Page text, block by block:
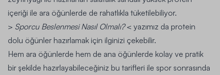
içeriği ile ara öğünlerde de rahatlıkla tüketilebiliyor.
> Sporcu Beslenmesi Nasıl Olmalı?< yazımız da protein
dolu öğünler hazırlamak için ilginizi çekebilir.
Hem ara öğünlerde hem de ana öğünlerde kolay ve pratik
bir şekilde hazırlayabileceğiniz bu tarifleri ile spor sonrasında